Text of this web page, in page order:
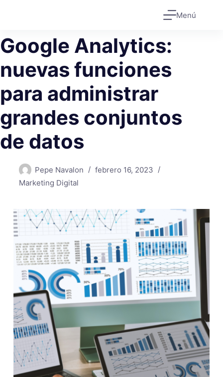
Menú
Google Analytics:
nuevas funciones
para administrar
grandes conjuntos
de datos
Pepe Navalon
febrero 16, 2023
Marketing Digital